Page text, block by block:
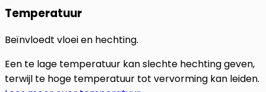
Temperatuur
Beïnvloedt vloei en hechting.
Een te lage temperatuur kan slechte hechting geven,
terwijl te hoge temperatuur tot vervorming kan leiden.